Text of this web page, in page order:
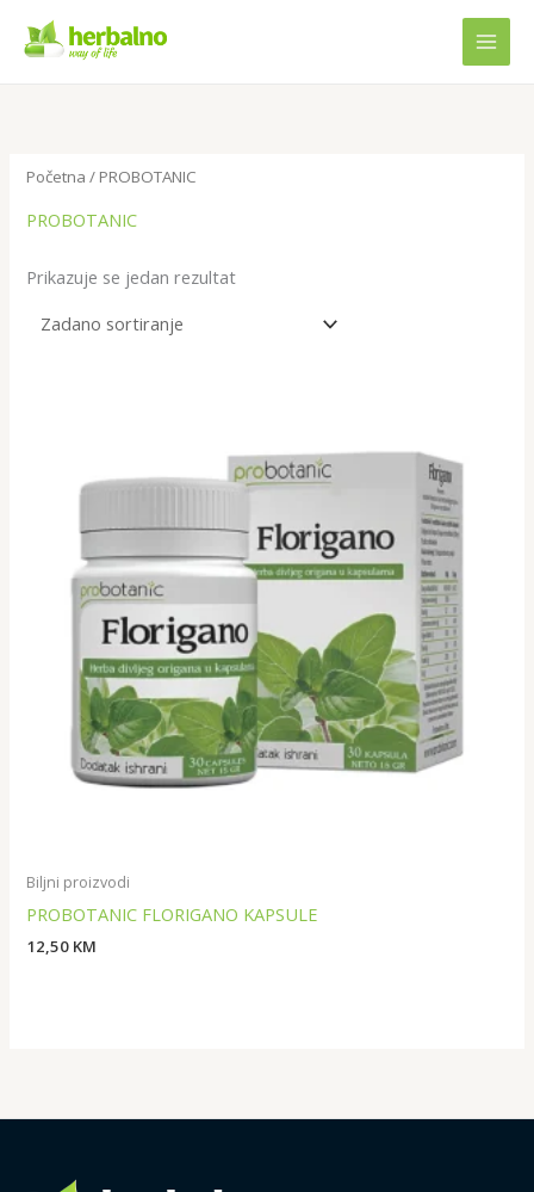
Početna / PROBOTANIC
PROBOTANIC
Prikazuje se jedan rezultat
Biljni proizvodi
PROBOTANIC FLORIGANO KAPSULE
12,50 KM